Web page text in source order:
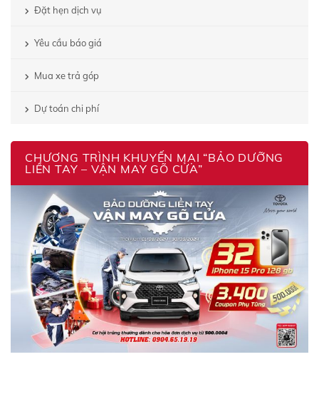
Đặt hẹn dịch vụ
Yêu cầu báo giá
Mua xe trả góp
Dự toán chi phí
CHƯƠNG TRÌNH KHUYẾN MẠI “BẢO DƯỠNG
LIỀN TAY – VẬN MAY GÕ CỬA”